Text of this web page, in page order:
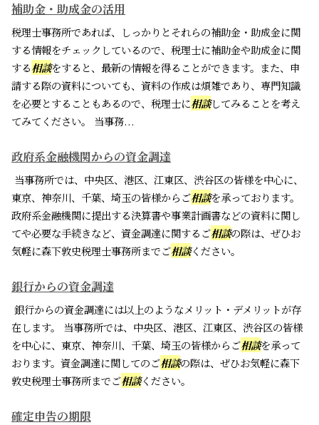
補助金・助成金の活用
税理士事務所であれば、しっかりとそれらの補助金・助成金に関
する情報をチェックしているので、税理士に補助金や助成金に関
する相談をすると、最新の情報を得ることができます。また、申
請する際の資料についても、資料の作成は煩雑であり、専門知識
を必要とすることもあるので、税理士に相談してみることを考え
てみてください。 当事務...
政府系金融機関からの資金調達
当事務所では、中央区、港区、江東区、渋谷区の皆様を中心に、
東京、神奈川、千葉、埼玉の皆様からご相談を承っております。
政府系金融機関に提出する決算書や事業計画書などの資料に関し
てや必要な手続きなど、資金調達に関するご相談の際は、ぜひお
気軽に森下敦史税理士事務所までご相談ください。
銀行からの資金調達
銀行からの資金調達には以上のようなメリット・デメリットが存
在します。 当事務所では、中央区、港区、江東区、渋谷区の皆様
を中心に、東京、神奈川、千葉、埼玉の皆様からご相談を承って
おります。資金調達に関してのご相談の際は、ぜひお気軽に森下
敦史税理士事務所までご相談ください。
確定申告の期限